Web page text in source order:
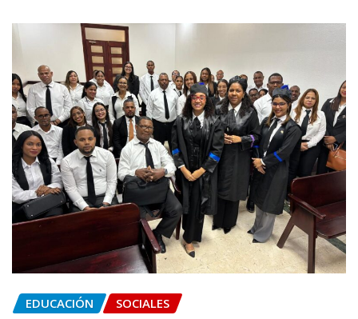
EDUCACIÓN SOCIALES